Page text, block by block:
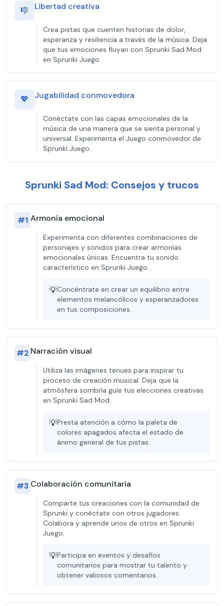
🎼 Libertad creativa
Crea pistas que cuenten historias de dolor,
esperanza y resiliencia a través de la música. Deja
que tus emociones fluyan con Sprunki Sad Mod
en Sprunki Juego.
💖 Jugabilidad conmovedora
Conéctate con las capas emocionales de la
música de una manera que se sienta personal y
universal. Experimenta el Juego conmovedor de
Sprunki Juego.
Sprunki Sad Mod: Consejos y trucos
#1 Armonía emocional
Experimenta con diferentes combinaciones de
personajes y sonidos para crear armonías
emocionales únicas. Encuentra tu sonido
característico en Sprunki Juego.
💡Concéntrate en crear un equilibrio entre
elementos melancólicos y esperanzadores
en tus composiciones.
#2 Narración visual
Utiliza las imágenes tenues para inspirar tu
proceso de creación musical. Deja que la
atmósfera sombría guíe tus elecciones creativas
en Sprunki Sad Mod.
💡Presta atención a cómo la paleta de
colores apagados afecta el estado de
ánimo general de tus pistas.
#3 Colaboración comunitaria
Comparte tus creaciones con la comunidad de
Sprunki y conéctate con otros jugadores.
Colabora y aprende unos de otros en Sprunki
Juego.
💡Participa en eventos y desafíos
comunitarios para mostrar tu talento y
obtener valiosos comentarios.